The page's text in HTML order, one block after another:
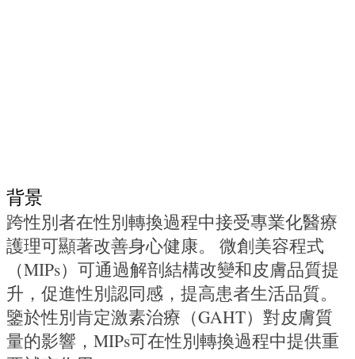
背景
跨性別者在性別轉換過程中接受專業化醫療
護理可顯著改善身心健康。 微創美容程式
（MIPs）可通過解剖結構改變和皮膚品質提
升，促進性別認同感，提高患者生活品質。
鑒於性別肯定激素治療（GAHT）對皮膚質
量的影響，MIPs可在性別轉換過程中提供重